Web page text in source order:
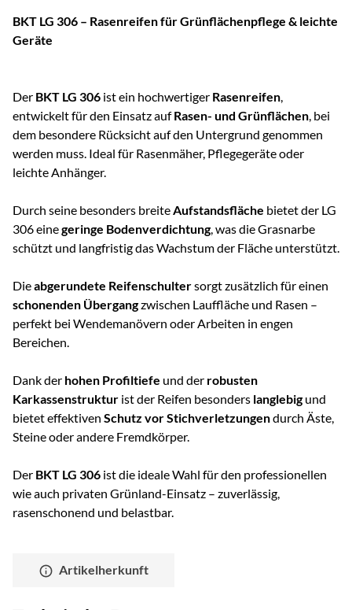
BKT LG 306 – Rasenreifen für Grünflächenpflege & leichte
Geräte
Der BKT LG 306 ist ein hochwertiger Rasenreifen,
entwickelt für den Einsatz aufRasen- und Grünflächen, bei
dem besondere Rücksicht auf den Untergrund genommen
werden muss. Ideal für Rasenmäher, Pflegegeräte oder
leichte Anhänger.
Durch seine besonders breiteAufstandsfläche bietet der LG
306 einegeringe Bodenverdichtung, was die Grasnarbe
schützt und langfristig das Wachstum der Fläche unterstützt.
Dieabgerundete Reifenschultersorgt zusätzlich für einen
schonenden Übergangzwischen Lauffläche und Rasen –
perfekt bei Wendemanövern oder Arbeiten in engen
Bereichen.
Dank der hohen Profiltiefe und der robusten
Karkassenstruktur ist der Reifen besonders langlebigund
bietet effektiven Schutz vor Stichverletzungendurch Äste,
Steine oder andere Fremdkörper.
Der BKT LG 306 ist die ideale Wahl für den professionellen
wie auch privaten Grünland-Einsatz – zuverlässig,
rasenschonend und belastbar.
Artikelherkunft